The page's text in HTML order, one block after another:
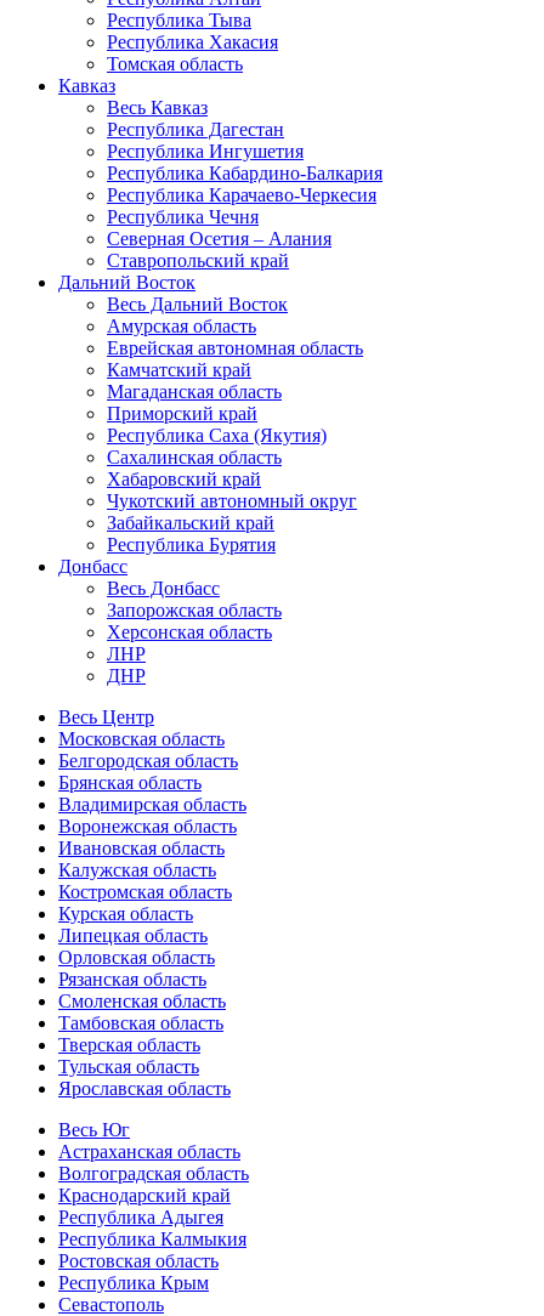
Республика Тыва
Республика Хакасия
Томская область
Кавказ
Весь Кавказ
Республика Дагестан
Республика Ингушетия
Республика Кабардино-Балкария
Республика Карачаево-Черкесия
Республика Чечня
Северная Осетия – Алания
Ставропольский край
Дальний Восток
Весь Дальний Восток
Амурская область
Еврейская автономная область
Камчатский край
Магаданская область
Приморский край
Республика Саха (Якутия)
Сахалинская область
Хабаровский край
Чукотский автономный округ
Забайкальский край
Республика Бурятия
Донбасс
Весь Донбасс
Запорожская область
Херсонская область
ЛНР
ДНР
Весь Центр
Московская область
Белгородская область
Брянская область
Владимирская область
Воронежская область
Ивановская область
Калужская область
Костромская область
Курская область
Липецкая область
Орловская область
Рязанская область
Смоленская область
Тамбовская область
Тверская область
Тульская область
Ярославская область
Весь Юг
Астраханская область
Волгоградская область
Краснодарский край
Республика Адыгея
Республика Калмыкия
Ростовская область
Республика Крым
Севастополь